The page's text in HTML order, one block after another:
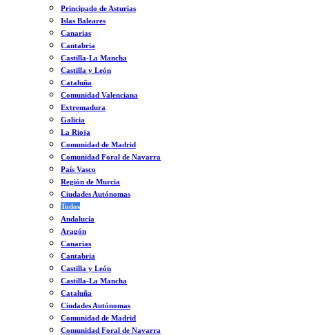
Principado de Asturias
Islas Baleares
Canarias
Cantabria
Castilla-La Mancha
Castilla y León
Cataluña
Comunidad Valenciana
Extremadura
Galicia
La Rioja
Comunidad de Madrid
Comunidad Foral de Navarra
País Vasco
Región de Murcia
Ciudades Autónomas
Todos
Andalucía
Aragón
Canarias
Cantabria
Castilla y León
Castilla-La Mancha
Cataluña
Ciudades Autónomas
Comunidad de Madrid
Comunidad Foral de Navarra